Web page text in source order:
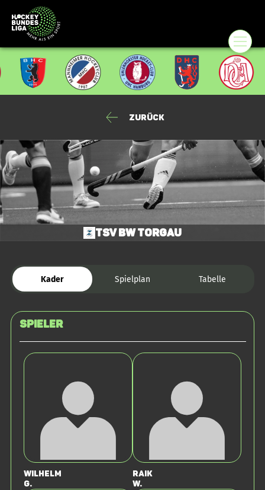
Zurück
TSV BW Torgau
Kader Spielplan Tabelle
Spieler
Wilhelm
G.
Raik
W.